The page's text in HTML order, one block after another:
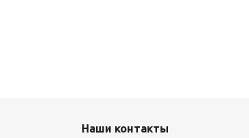
Наши контакты